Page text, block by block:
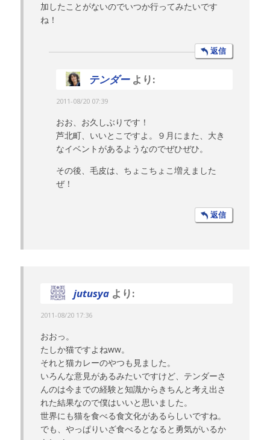
加したことがないのでいつか行ってみたいです
ね！
返信
テンダー より:
2011-08/20 07:39
おお、お久しぶりです！
芦北町、いいとこですよ。９月にまた、大き
なイベントがあるようなのでぜひぜひ。
その後、毛皮は、ちょこちょこ増えました
ぜ！
返信
jutusya より:
2011-08/20 17:36
おおっ。
たしか猫ですよねww。
それと猫カレーのやつも見ました。
いろんな意見があるみたいですけど、テンダーさ
んのは今までの経験と知識からきちんと考え出さ
れた結果なので僕はいいと思いました。
世界にも猫を食べる食文化があるらしいですね。
でも、やっぱりいざ食べるとなると勇気がいるか